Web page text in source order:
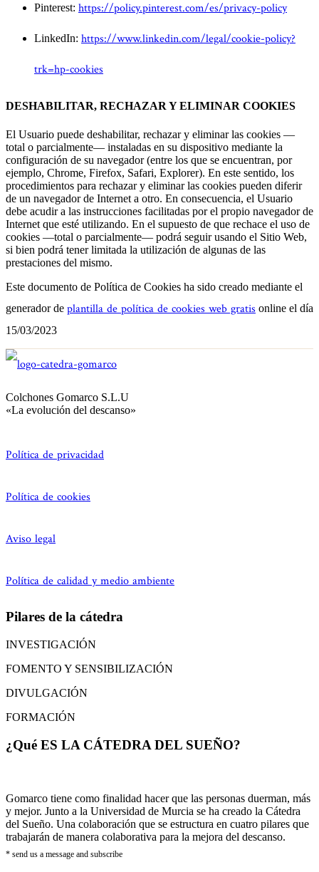
Pinterest: https://policy.pinterest.com/es/privacy-policy
LinkedIn: https://www.linkedin.com/legal/cookie-policy?
trk=hp-cookies
DESHABILITAR, RECHAZAR Y ELIMINAR COOKIES
El Usuario puede deshabilitar, rechazar y eliminar las cookies —
total o parcialmente— instaladas en su dispositivo mediante la
configuración de su navegador (entre los que se encuentran, por
ejemplo, Chrome, Firefox, Safari, Explorer). En este sentido, los
procedimientos para rechazar y eliminar las cookies pueden diferir
de un navegador de Internet a otro. En consecuencia, el Usuario
debe acudir a las instrucciones facilitadas por el propio navegador de
Internet que esté utilizando. En el supuesto de que rechace el uso de
cookies —total o parcialmente— podrá seguir usando el Sitio Web,
si bien podrá tener limitada la utilización de algunas de las
prestaciones del mismo.
Este documento de Política de Cookies ha sido creado mediante el
generador de plantilla de política de cookies web gratis online el día
15/03/2023
Colchones Gomarco S.L.U
«La evolución del descanso»
Política de privacidad
Política de cookies
Aviso legal
Política de calidad y medio ambiente
Pilares de la cátedra
INVESTIGACIÓN
FOMENTO Y SENSIBILIZACIÓN
DIVULGACIÓN
FORMACIÓN
¿Qué ES LA CÁTEDRA DEL SUEÑO?
Gomarco tiene como finalidad hacer que las personas duerman, más
y mejor. Junto a la Universidad de Murcia se ha creado la Cátedra
del Sueño. Una colaboración que se estructura en cuatro pilares que
trabajarán de manera colaborativa para la mejora del descanso.
* send us a message and subscribe